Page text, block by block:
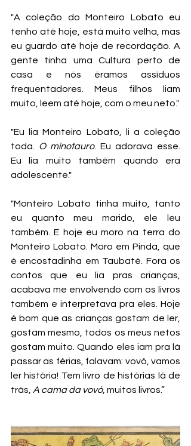
"A coleção do Monteiro Lobato eu
tenho até hoje, está muito velha, mas
eu guardo até hoje de recordação. A
gente tinha uma Cultura perto de
casa e nós éramos assíduos
frequentadores. Meus filhos liam
muito, leem até hoje, com o meu neto."
"Eu lia Monteiro Lobato, li a coleção
toda. O minotauro. Eu adorava esse.
Eu lia muito também quando era
adolescente."
"Monteiro Lobato tinha muito, tanto
eu quanto meu marido, ele leu
também. E hoje eu moro na terra do
Monteiro Lobato. Moro em Pinda, que
é encostadinha em Taubaté. Fora os
contos que eu lia pras crianças,
acabava me envolvendo com os livros
também e interpretava pra eles. Hoje
é bom que as crianças gostam de ler,
gostam mesmo, todos os meus netos
gostam muito. Quando eles iam pra lá
passar as férias, falavam: vovó, vamos
ler história! Tem livro de histórias lá de
trás, A cama da vovó, muitos livros.”